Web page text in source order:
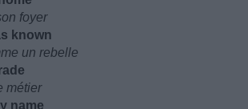
foyer
known
un rebelle
métier
name